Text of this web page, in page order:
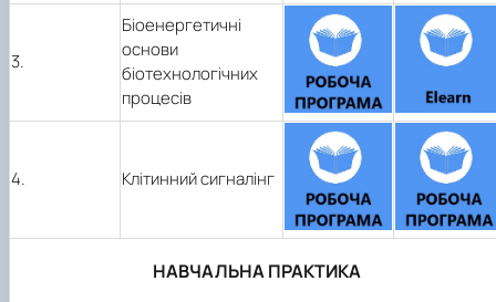
3.
Біоенергетичні
основи
біотехнологічних
процесів
4. Клітинний сигналінг
НАВЧАЛЬНА ПРАКТИКА